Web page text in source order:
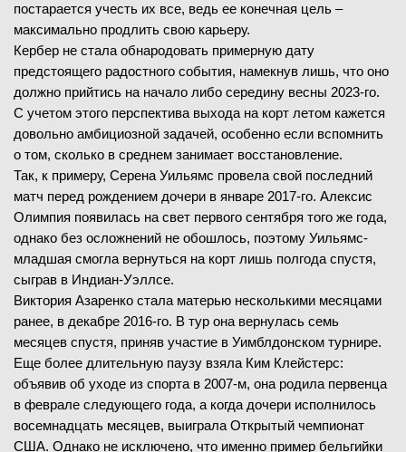
постарается учесть их все, ведь ее конечная цель –
максимально продлить свою карьеру.
Кербер не стала обнародовать примерную дату
предстоящего радостного события, намекнув лишь, что оно
должно прийтись на начало либо середину весны 2023-го.
С учетом этого перспектива выхода на корт летом кажется
довольно амбициозной задачей, особенно если вспомнить
о том, сколько в среднем занимает восстановление.
Так, к примеру, Серена Уильямс провела свой последний
матч перед рождением дочери в январе 2017-го. Алексис
Олимпия появилась на свет первого сентября того же года,
однако без осложнений не обошлось, поэтому Уильямс-
младшая смогла вернуться на корт лишь полгода спустя,
сыграв в Индиан-Уэллсе.
Виктория Азаренко стала матерью несколькими месяцами
ранее, в декабре 2016-го. В тур она вернулась семь
месяцев спустя, приняв участие в Уимблдонском турнире.
Еще более длительную паузу взяла Ким Клейстерс:
объявив об уходе из спорта в 2007-м, она родила первенца
в феврале следующего года, а когда дочери исполнилось
восемнадцать месяцев, выиграла Открытый чемпионат
США. Однако не исключено, что именно пример бельгийки